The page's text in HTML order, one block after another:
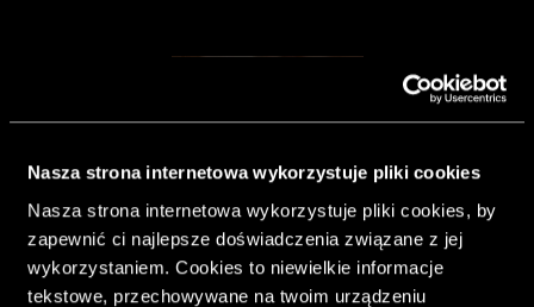
Nasza strona internetowa wykorzystuje pliki cookies
Nasza strona internetowa wykorzystuje pliki cookies, by
zapewnić ci najlepsze doświadczenia związane z jej
wykorzystaniem. Cookies to niewielkie informacje
tekstowe, przechowywane na twoim urządzeniu